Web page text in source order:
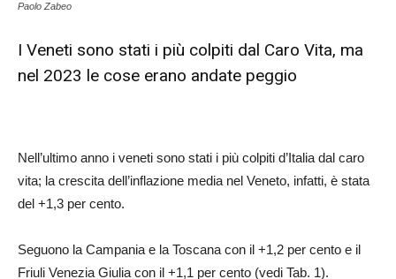
Paolo Zabeo
I Veneti sono stati i più colpiti dal Caro Vita, ma
nel 2023 le cose erano andate peggio
Nell’ultimo anno i veneti sono stati i più colpiti d’Italia dal caro
vita; la crescita dell’inflazione media nel Veneto, infatti, è stata
del +1,3 per cento.
Seguono la Campania e la Toscana con il +1,2 per cento e il
Friuli Venezia Giulia con il +1,1 per cento (vedi Tab. 1).